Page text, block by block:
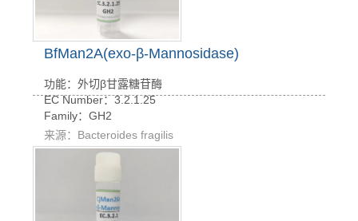
BfMan2A(exo-β-Mannosidase)
功能：外切β甘露糖苷酶
EC Number：3.2.1.25
Family：GH2
来源：Bacteroides fragilis